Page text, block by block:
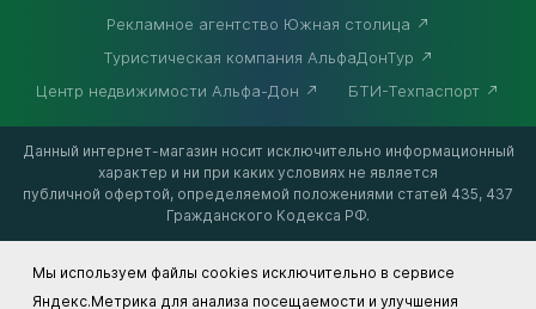
Рекламное агентство Южная столица
Туристическая компания АльфаДонТур
Центр недвижимости Альфа-Дон
БТИ-Техпаспорт
Данный интернет-магазин носит исключительно информационный
характер и ни при каких условиях не является
публичной офертой, определяемой положениями статей 435, 437
Гражданского Кодекса РФ.
Мы используем файлы cookies исключительно в сервисе
Яндекс.Метрика для анализа посещаемости и улучшения